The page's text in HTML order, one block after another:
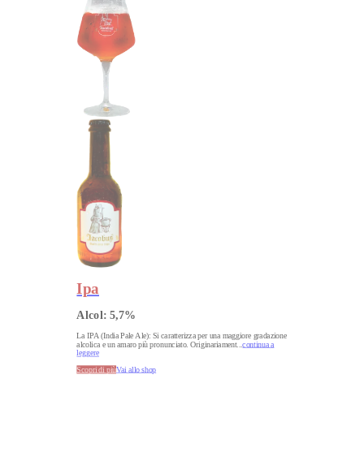
Ipa
Alcol: 5,7%
La IPA (India Pale Ale): Si caratterizza per una maggiore gradazione
alcolica e un amaro più pronunciato. Originariament...continua a
leggere
Scopri di piùVai allo shop